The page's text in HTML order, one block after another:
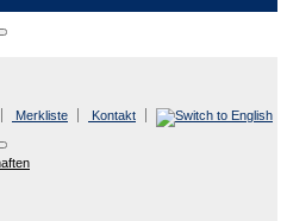
Merkliste Kontakt